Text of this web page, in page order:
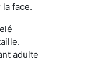
face.
adulte